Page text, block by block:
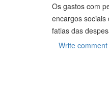
Os gastos com
encargos sociais
fatias das
Write